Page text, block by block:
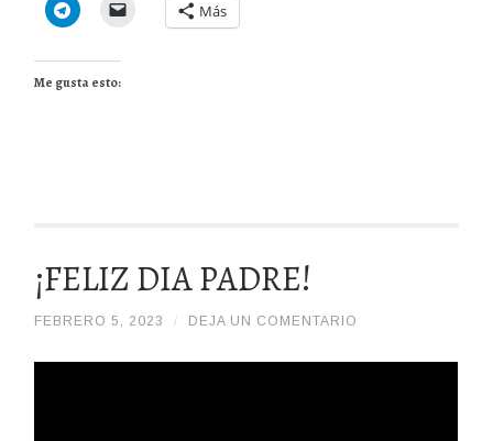
Más
Me gusta esto:
¡FELIZ DIA PADRE!
FEBRERO 5, 2023 / DEJA UN COMENTARIO